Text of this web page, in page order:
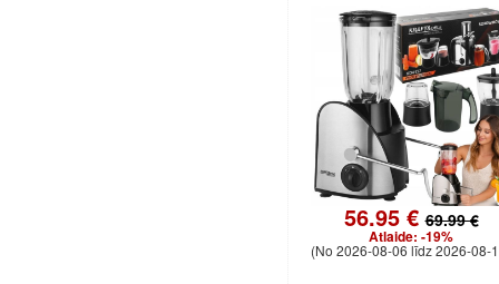
56.95 €69.99 €
Atlaide: -19%
(No 2026-08-06 līdz 2026-08-